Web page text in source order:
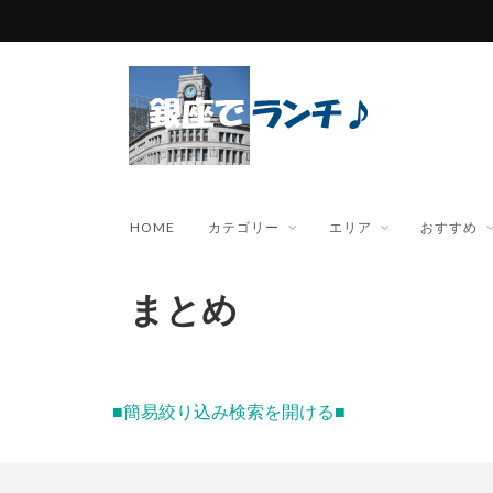
HOME カテゴリー エリア おすすめ
まとめ
■簡易絞り込み検索を開ける■